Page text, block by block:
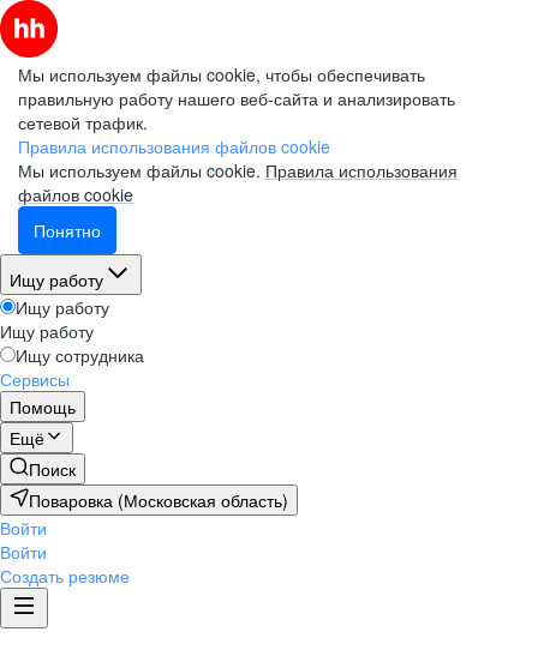
Мы используем файлы cookie, чтобы обеспечивать
правильную работу нашего веб-сайта и анализировать
сетевой трафик.
Правила использования файлов cookie
Мы используем файлы cookie. Правила использования
файлов cookie
Понятно
Ищу работу
Ищу работу
Ищу работу
Ищу сотрудника
Сервисы
Помощь
Ещё
Поиск
Поваровка (Московская область)
Войти
Войти
Создать резюме